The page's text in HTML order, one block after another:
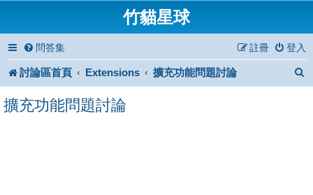
竹貓星球
問答集 登入
註冊
討論區首頁 Extensions 擴充功能問題討論
擴充功能問題討論